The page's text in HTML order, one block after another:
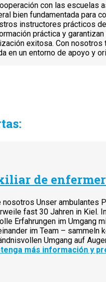
con las escuelas
bien fundamentada para
instructores prácticos
práctica y
exitosa. Con
en un entorno de apoyo y
de
nosotros Unser ambulantes
fast 30 Jahren in Kiel.
Erfahrungen im Umgang
im Team – sammeln
Umgang auf
más información y